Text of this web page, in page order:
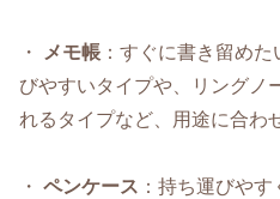
・ メモ帳 ：すぐに書き留め
びやすいタイプや、リングノ
れるタイプなど、用途に合わ
・ ペンケース ：持ち運びや